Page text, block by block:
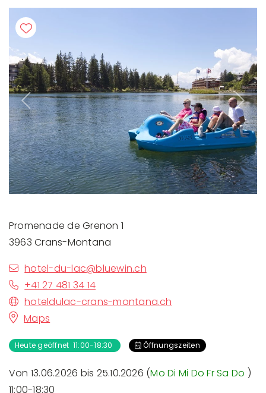
Previous Next
Promenade de Grenon 1
3963 Crans-Montana
hotel-du-lac@bluewin.ch
+41 27 481 34 14
hoteldulac-crans-montana.ch
Maps
Heute geöffnet 11:00-18:30 Öffnungszeiten
Von 13.06.2026 bis 25.10.2026 (MoDi Mi DoFrSa Do )
11:00-18:30